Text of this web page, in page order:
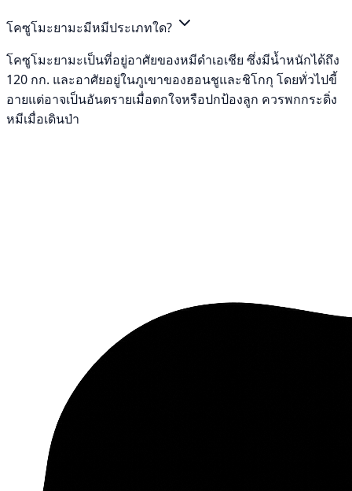
โคซูโมะยามะมีหมีประเภทใด?
โคซูโมะยามะเป็นที่อยู่อาศัยของหมีดำเอเชีย ซึ่งมีน้ำหนักได้ถึง
120 กก. และอาศัยอยู่ในภูเขาของฮอนชูและชิโกกุ โดยทั่วไปขี้
อายแต่อาจเป็นอันตรายเมื่อตกใจหรือปกป้องลูก ควรพกกระดิ่ง
หมีเมื่อเดินป่า